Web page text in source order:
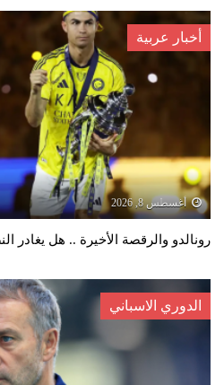
أخبار عربية
أغسطس 8, 2026
رونالدو والرقصة الأخيرة .. هل يغادر
الدوري الاسباني